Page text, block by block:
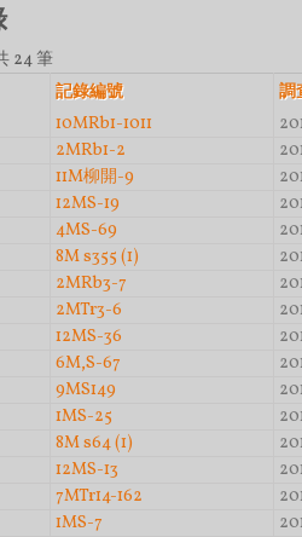
24 筆
記錄編號
調
10MRb1-1011
2MRb1-2
11M柳開-9
12MS-19
4MS-69
8M s355 (1)
2MRb3-7
2MTr3-6
12MS-36
6M,S-67
9MS149
1MS-25
8M s64 (1)
12MS-13
7MTr14-162
1MS-7